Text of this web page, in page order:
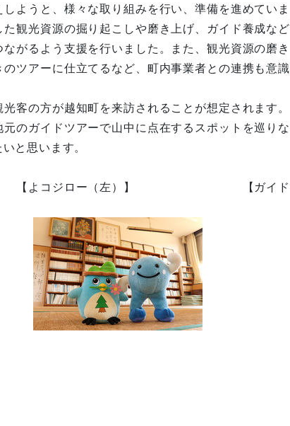
ようと、様々な取り組みを行い、準備を進めていま
観光資源の掘り起こしや磨き上げ、ガイド養成など
がるよう支援を行いました。また、観光資源の磨き
ツアーに仕立てるなど、町内事業者との連携も意識
客の方が越知町を来訪されることが想定されます。
のガイドツアーで山中に点在するスポットを巡りな
と思います。
（左）】 【ガイド